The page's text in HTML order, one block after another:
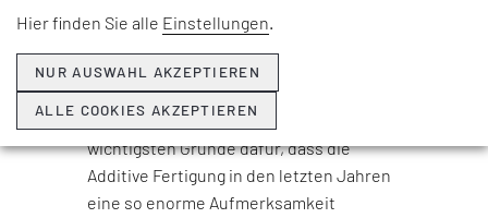
vielversprechendsten
Zukunftstechnologien überhaupt
gezählt. EOS ist bereits seit mehr als 25
Jahren auf dem Markt. Was sind die
wichtigsten Gründe dafür, dass die
Additive Fertigung in den letzten Jahren
eine so enorme Aufmerksamkeit
Hier finden Sie alle Einstellungen.
NUR AUSWAHL AKZEPTIEREN
ALLE COOKIES AKZEPTIEREN